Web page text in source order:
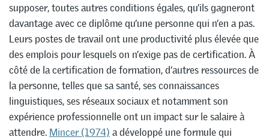
supposer, toutes autres conditions égales, qu’ils gagneront
davantage avec ce diplôme qu’une personne qui n’en a pas.
Leurs postes de travail ont une productivité plus élevée que
des emplois pour lesquels on n’exige pas de certification. À
côté de la certification de formation, d’autres ressources de
la personne, telles que sa santé, ses connaissances
linguistiques, ses réseaux sociaux et notamment son
expérience professionnelle ont un impact sur le salaire à
attendre. Mincer (1974) a développé une formule qui